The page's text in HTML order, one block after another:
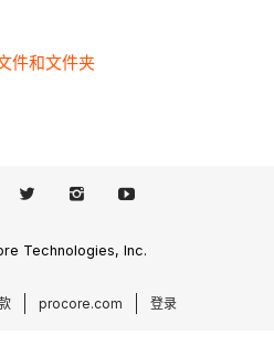
件和文件夹
Technologies, Inc.
procore.com 登录